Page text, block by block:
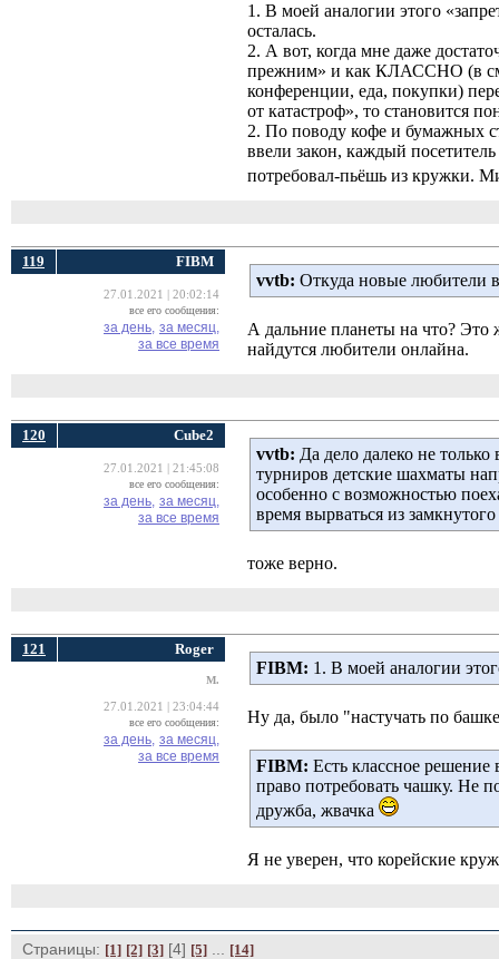
1. В моей аналогии этого
осталась.
2. А вот, когда мне даже
прежним» и как КЛАССНО (в
конференции, еда, покупки)
от катастроф», то становится
2. По поводу кофе и бумажных
ввели закон, каждый
потребовал-пьёшь из кружки.
119 FIBM
27.01.2021 | 20:02:14
все его сообщения:
за день, за месяц,
за все время
vvtb: Откуда новые любители
А дальние планеты на что? Это
найдутся любители онлайна.
120 Cube2
27.01.2021 | 21:45:08
все его сообщения:
за день, за месяц,
за все время
vvtb: Да дело далеко не
турниров детские шахматы
особенно с возможностью
время вырваться из
тоже верно.
121 Roger
M.
27.01.2021 | 23:04:44
все его сообщения:
за день, за месяц,
за все время
FIBM: 1. В моей аналогии
Ну да, было "настучать по
FIBM: Есть классное
право потребовать чашку. Не
дружба, жвачка
Я не уверен, что корейские
Страницы: [1] [2] [3] [4] [5] [14]